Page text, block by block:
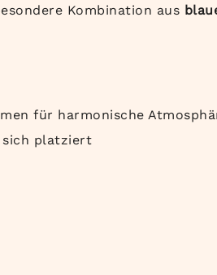
Kombination aus
für harmonische
sich platziert